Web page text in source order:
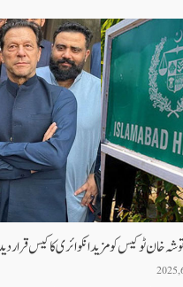
خان ٹو کیس کو مزید انکوائری کا کیس